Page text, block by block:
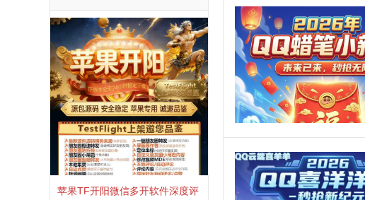
苹果TF开阳微信多开软件深度评